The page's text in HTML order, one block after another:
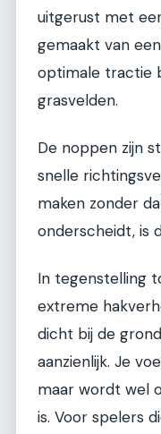
uitgerust met
gemaakt van
optimale tractie
grasvelden.
De noppen zijn
snelle
maken zonder
onderscheidt, is
In tegenstelling
extreme
dicht bij de
aanzienlijk. Je
maar wordt wel
is. Voor spelers